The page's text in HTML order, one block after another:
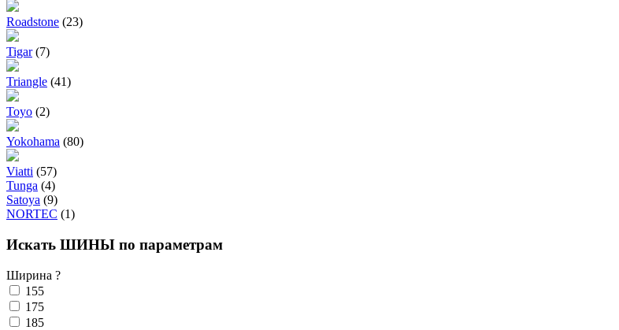
Roadstone (23)
Tigar (7)
Triangle (41)
Toyo (2)
Yokohama (80)
Viatti (57)
Tunga (4)
Satoya (9)
NORTEC (1)
Искать ШИНЫ по параметрам
Ширина ?
155
175
185